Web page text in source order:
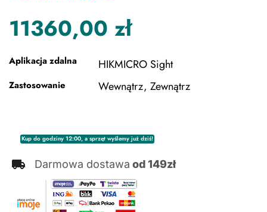
11360,00 zł
Aplikacja zdalna HIKMICRO Sight
Zastosowanie Wewnątrz, Zewnątrz
Kup do godziny 12:00, a sprzęt wyślemy już dziś!
Darmowa dostawa od 149zł